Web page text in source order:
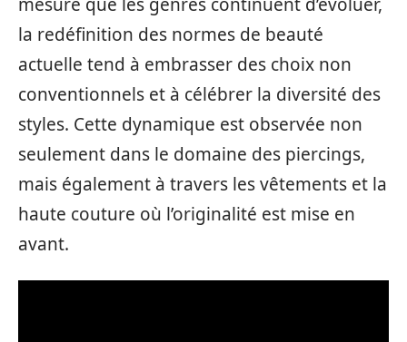
la redéfinition des normes de beauté
actuelle tend à embrasser des choix non
conventionnels et à célébrer la diversité des
styles. Cette dynamique est observée non
seulement dans le domaine des piercings,
mais également à travers les vêtements et la
haute couture où l’originalité est mise en
avant.